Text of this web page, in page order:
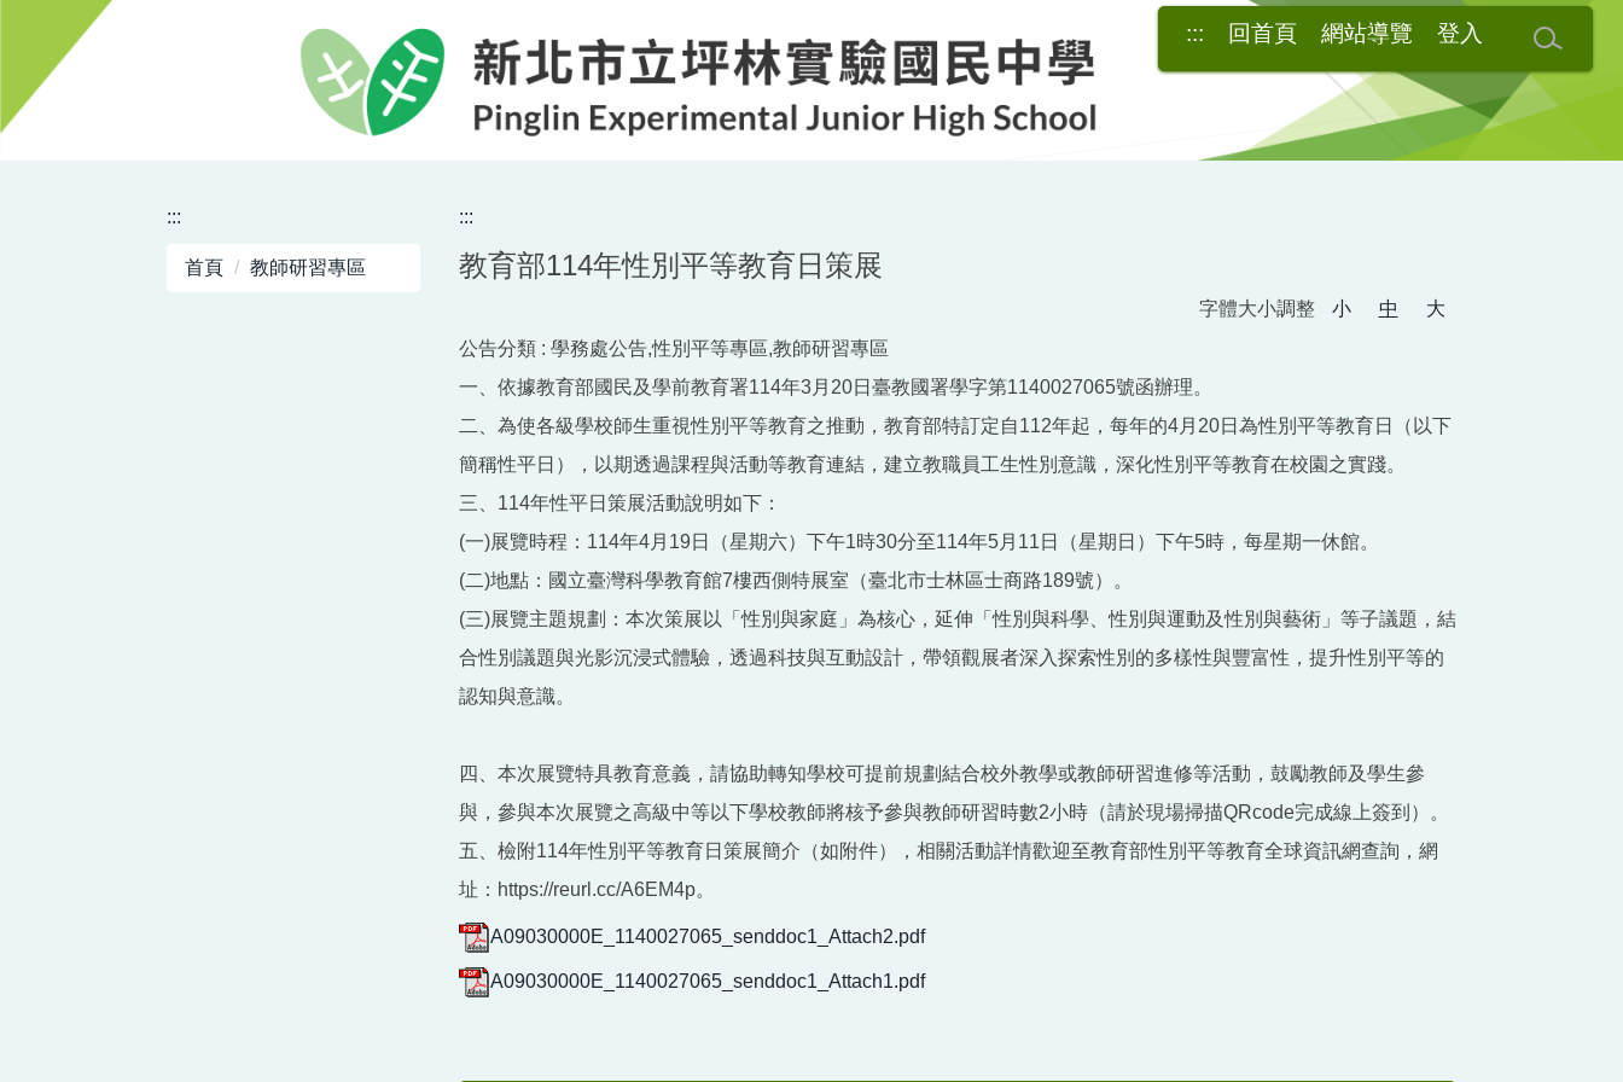
要
::: 回首頁 網站導覽 登入
:::
首頁 教師研習專區
:::
教育部114年性別平等教育日策展
字體大小調整 小 中
大
公告分類 : 學務處公告,性別平等專區,教師研習專區
一、依據教育部國民及學前教育署114年3月20日臺教國署學字第1140027065號函辦理。
二、為使各級學校師生重視性別平等教育之推動，教育部特訂定自112年起，每年的4月20日為性別平等教育日（以下
簡稱性平日），以期透過課程與活動等教育連結，建立教職員工生性別意識，深化性別平等教育在校園之實踐。
三、114年性平日策展活動說明如下：
(一)展覽時程：114年4月19日（星期六）下午1時30分至114年5月11日（星期日）下午5時，每星期一休館。
(二)地點：國立臺灣科學教育館7樓西側特展室（臺北市士林區士商路189號）。
(三)展覽主題規劃：本次策展以「性別與家庭」為核心，延伸「性別與科學、性別與運動及性別與藝術」等子議題，結
合性別議題與光影沉浸式體驗，透過科技與互動設計，帶領觀展者深入探索性別的多樣性與豐富性，提升性別平等的
認知與意識。
四、本次展覽特具教育意義，請協助轉知學校可提前規劃結合校外教學或教師研習進修等活動，鼓勵教師及學生參
與，參與本次展覽之高級中等以下學校教師將核予參與教師研習時數2小時（請於現場掃描QRcode完成線上簽到）。
五、檢附114年性別平等教育日策展簡介（如附件），相關活動詳情歡迎至教育部性別平等教育全球資訊網查詢，網
址：https://reurl.cc/A6EM4p。
A09030000E_1140027065_senddoc1_Attach2.pdf
A09030000E_1140027065_senddoc1_Attach1.pdf